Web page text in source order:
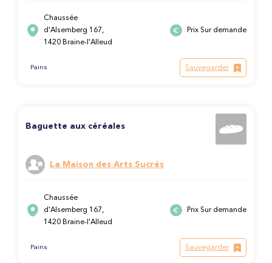
Chaussée
d'Alsemberg 167,
1420 Braine-l'Alleud
Prix Sur demande
Pains Sauvegarder
Baguette aux céréales
La Maison des Arts Sucrés
Chaussée
d'Alsemberg 167,
1420 Braine-l'Alleud
Prix Sur demande
Pains Sauvegarder